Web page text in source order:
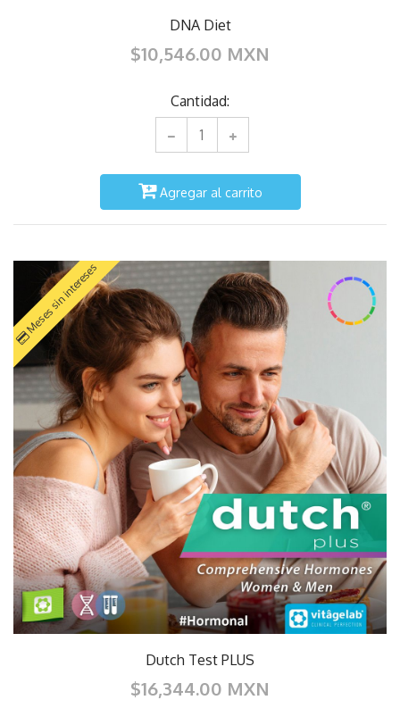
DNA Diet
$10,546.00 MXN
Cantidad:
Agregar al carrito
Meses sin intereses
Dutch Test PLUS
$16,344.00 MXN